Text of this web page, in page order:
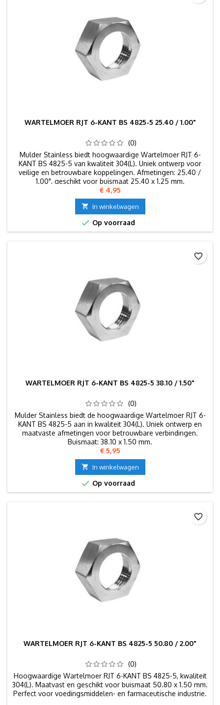
WARTELMOER RJT 6-KANT BS 4825-5 25.40 / 1.00"
(0)
Mulder Stainless biedt hoogwaardige Wartelmoer RJT 6-
KANT BS 4825-5 van kwaliteit 304(L). Uniek ontwerp voor
veilige en betrouwbare koppelingen. Afmetingen: 25.40 /
1.00", geschikt voor buismaat 25.40 x 1.25 mm.
Prijs
€ 4,95
 In winkelwagen
 Op voorraad
WARTELMOER RJT 6-KANT BS 4825-5 38.10 / 1.50"
(0)
Mulder Stainless biedt de hoogwaardige Wartelmoer RJT 6-
KANT BS 4825-5 aan in kwaliteit 304(L). Uniek ontwerp en
maatvaste afmetingen voor betrouwbare verbindingen.
Buismaat: 38.10 x 1.50 mm.
Prijs
€ 5,95
 In winkelwagen
 Op voorraad
favorite_border
WARTELMOER RJT 6-KANT BS 4825-5 50.80 / 2.00"
(0)
Hoogwaardige Wartelmoer RJT 6-KANT BS 4825-5, kwaliteit
304(L). Maatvast en geschikt voor buismaat 50.80 x 1.50 mm.
Perfect voor voedingsmiddelen- en farmaceutische industrie.
favorite_border